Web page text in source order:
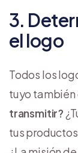
3.
el logo
Todos los
tuyo también
transmitir?
tus